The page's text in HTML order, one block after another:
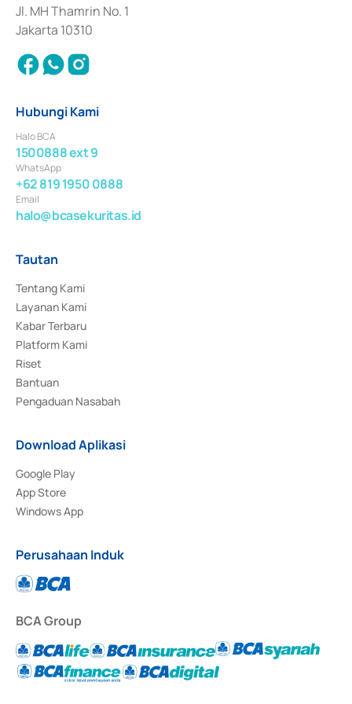
Jl. MH Thamrin No. 1
Jakarta 10310
Hubungi Kami
Halo BCA
1500888 ext 9
WhatsApp
+62 819 1950 0888
Email
halo@bcasekuritas.id
Tautan
Tentang Kami
Layanan Kami
Kabar Terbaru
Platform Kami
Riset
Bantuan
Pengaduan Nasabah
Download Aplikasi
Google Play
App Store
Windows App
Perusahaan Induk
BCA Group